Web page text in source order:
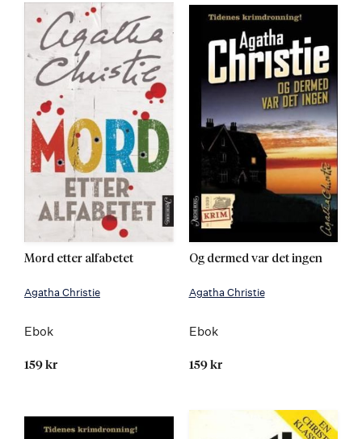
Mord etter alfabetet
Agatha Christie
Ebok
159 kr
Og dermed var det ingen
Agatha Christie
Ebok
159 kr